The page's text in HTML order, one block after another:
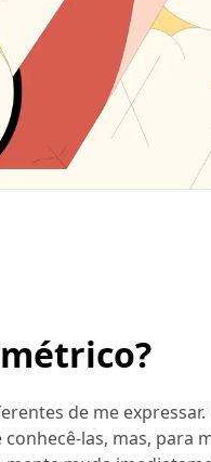
de me
las, mas, para